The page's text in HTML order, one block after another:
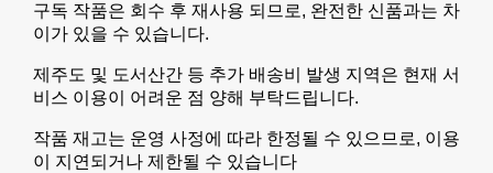
구독 작품은 회수 후 재사용 되므로, 완전한 신품과는 차
이가 있을 수 있습니다.
제주도 및 도서산간 등 추가 배송비 발생 지역은 현재 서
비스 이용이 어려운 점 양해 부탁드립니다.
작품 재고는 운영 사정에 따라 한정될 수 있으므로, 이용
이 지연되거나 제한될 수 있습니다